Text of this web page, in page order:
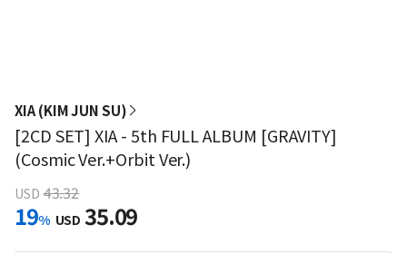
XIA (KIM JUN SU)
[2CD SET] XIA - 5th FULL ALBUM [GRAVITY]
(Cosmic Ver.+Orbit Ver.)
USD 43.32
19% USD 35.09